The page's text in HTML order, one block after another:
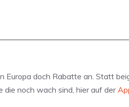
Europa doch Rabatte an. Statt
die noch wach sind, hier auf der